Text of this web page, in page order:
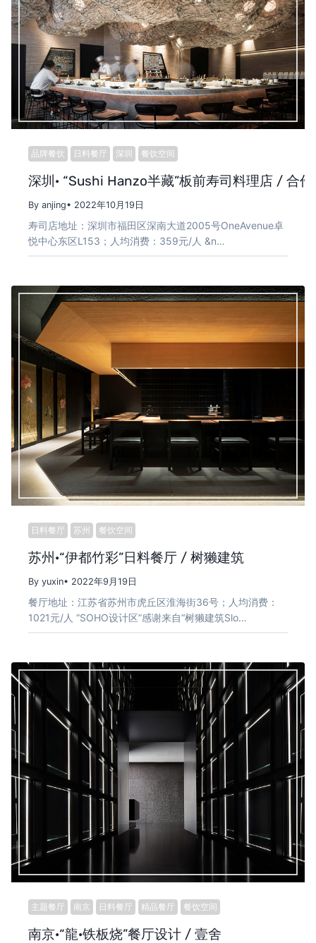
品牌餐饮 日料餐厅 深圳 餐饮空间
深圳· “Sushi Hanzo半藏”板前寿司料理店 / 合
By anjing• 2022年10月19日
寿司店地址：深圳市福田区深南大道2005号OneAvenue卓
悦中心东区L153；人均消费：359元/人 &n…
日料餐厅 苏州 餐饮空间
苏州·“伊都竹彩”日料餐厅 / 树獭建筑
By yuxin• 2022年9月19日
餐厅地址：江苏省苏州市虎丘区淮海街36号；人均消费：
1021元/人 “SOHO设计区”感谢来自“树獭建筑Slo…
主题餐厅 南京 日料餐厅 精品餐厅 餐饮空间
南京·“龍·铁板烧”餐厅设计 / 壹舍